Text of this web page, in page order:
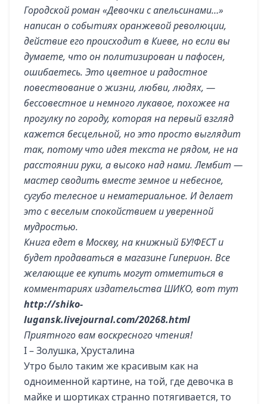
Городской роман «Девочки с апельсинами…»
написан о событиях оранжевой революции,
действие его происходит в Киеве, но если вы
думаете, что он политизирован и пафосен,
ошибаетесь. Это цветное и радостное
повествование о жизни, любви, людях, —
бессовестное и немного лукавое, похожее на
прогулку по городу, которая на первый взгляд
кажется бесцельной, но это просто выглядит
так, потому что идея текста не рядом, не на
расстоянии руки, а высоко над нами. Лембит —
мастер сводить вместе земное и небесное,
сугубо телесное и нематериальное. И делает
это с веселым спокойствием и уверенной
мудростью.
Книга едет в Москву, на книжный БУ!ФЕСТ и
будет продаваться в магазине Гиперион. Все
желающие ее купить могут отметиться в
комментариях издательства ШИКО, вот тут
http://shiko-
lugansk.livejournal.com/20268.html
Приятного вам воскресного чтения!
I – Золушка, Хрусталина
Утро было таким же красивым как на
одноименной картине, на той, где девочка в
майке и шортиках странно потягивается, то